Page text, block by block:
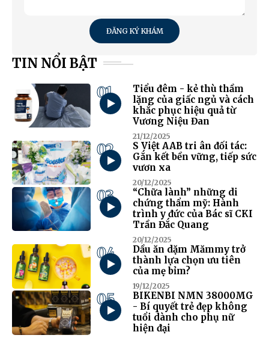
ĐĂNG KÝ KHÁM
TIN NỔI BẬT
01
Tiểu đêm - kẻ thù thầm
lặng của giấc ngủ và cách
khắc phục hiệu quả từ
Vương Niệu Đan
21/12/2025
02
S Việt AAB tri ân đối tác:
Gắn kết bền vững, tiếp sức
vươn xa
20/12/2025
03
“Chữa lành” những di
chứng thẩm mỹ: Hành
trình y đức của Bác sĩ CKI
Trần Đắc Quang
20/12/2025
04
Dầu ăn dặm Mămmy trở
thành lựa chọn ưu tiên
của mẹ bỉm?
19/12/2025
05
BIKENBI NMN 38000MG
- Bí quyết trẻ đẹp không
tuổi dành cho phụ nữ
hiện đại